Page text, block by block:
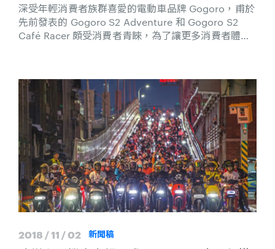
深受年輕消費者族群喜愛的電動車品牌 Gogoro，甫於
先前發表的 Gogoro S2 Adventure 和 Gogoro S2
Café Racer 頗受消費者青睞，為了讓更多消費者體驗
乘活動，首站將來到 Discovery 所舉辦的《硬派祭》
活動，時間為 12/1 (六)、12/2 (日) 兩天週末，地點於
龍門露營區 ( 新北市貢寮區興隆街100號 ) 舉行，活動
免費入場，於 Gogoro 硬派祭免費體驗試乘活動並完
成填寫問卷後即可獲得精美品牌贈品！
2018 / 11 / 02 新聞稿